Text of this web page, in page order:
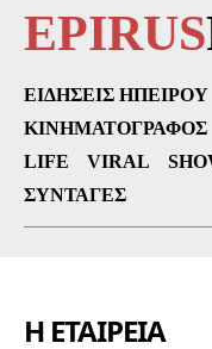
EPIRUS
ΕΙΔΉΣΕΙΣ ΗΠΕΊΡΟΥ
ΚΙΝΗΜΑΤΟΓΡΆΦΟΣ
LIFE
VIRAL
ΣΥΝΤΑΓΈΣ
Η ΕΤΑΙΡΕΙΑ